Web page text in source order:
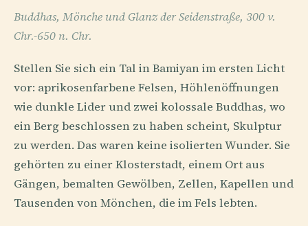
Buddhas, Mönche und Glanz der Seidenstraße, 300 v.
Chr.-650 n. Chr.
Stellen Sie sich ein Tal in Bamiyan im ersten Licht
vor: aprikosenfarbene Felsen, Höhlenöffnungen
wie dunkle Lider und zwei kolossale Buddhas, wo
ein Berg beschlossen zu haben scheint, Skulptur
zu werden. Das waren keine isolierten Wunder. Sie
gehörten zu einer Klosterstadt, einem Ort aus
Gängen, bemalten Gewölben, Zellen, Kapellen und
Tausenden von Mönchen, die im Fels lebten.